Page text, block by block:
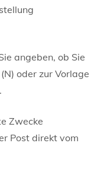
angeben, ob Sie
oder zur Vorlage
Zwecke
Post direkt vom